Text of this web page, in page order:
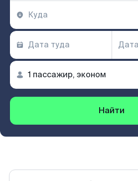
Найти